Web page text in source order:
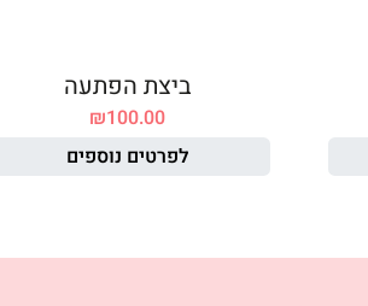
ביצת הפתעה
₪100.00
לפרטים נוספים